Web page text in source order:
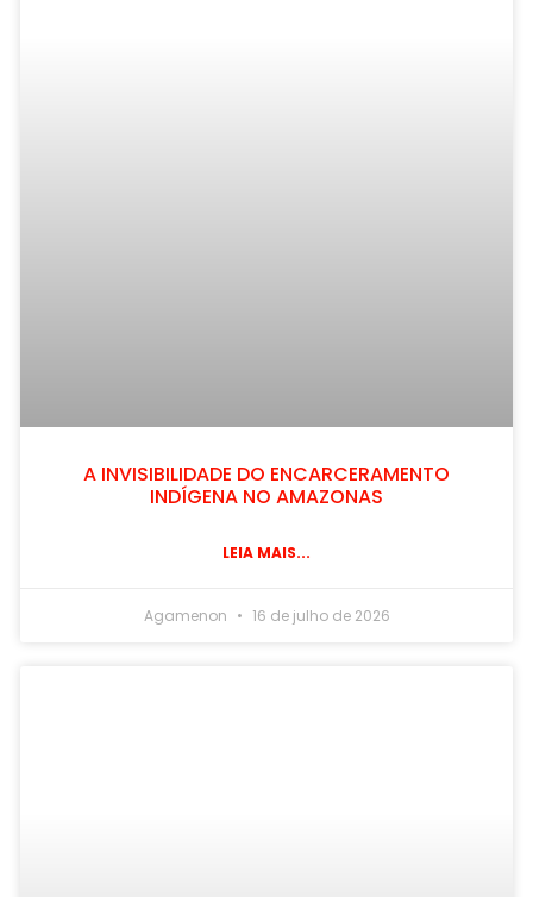
A INVISIBILIDADE DO ENCARCERAMENTO
INDÍGENA NO AMAZONAS
LEIA MAIS...
Agamenon 16 de julho de 2026